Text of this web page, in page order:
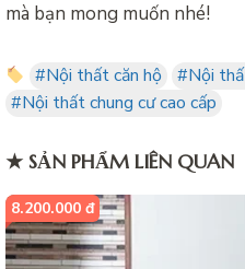
mà bạn mong muốn nhé!
#Nội thất căn hộ
#Nội
#Nội thất chung cư cao cấp
★ SẢN PHẨM LIÊN QUAN
8.200.000 đ